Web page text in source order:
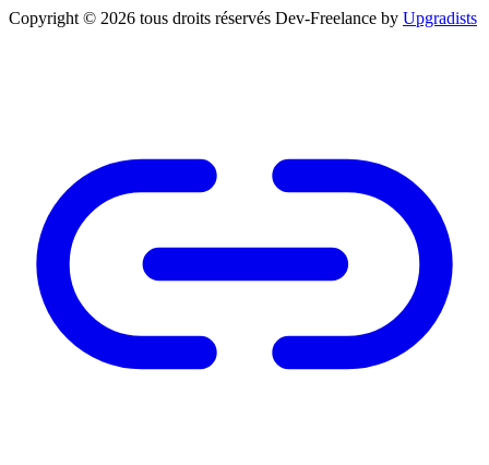
Copyright © 2026 tous droits réservés Dev-Freelance by Upgradists